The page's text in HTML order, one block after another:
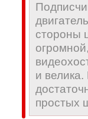
стороны
и
простых